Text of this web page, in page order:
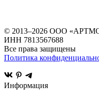
© 2013–2026 ООО
ИНН 7813567688
Все права защищены
Политика
Информация